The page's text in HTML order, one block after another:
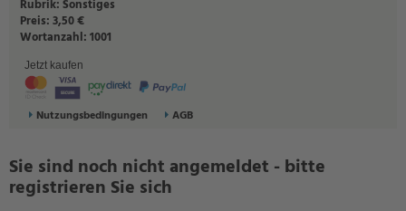
Rubrik:Sonstiges
Preis:3,50 €
Wortanzahl:1001
Jetzt kaufen
Nutzungsbedingungen AGB
Sie sind noch nicht angemeldet - bitte
registrieren Sie sich